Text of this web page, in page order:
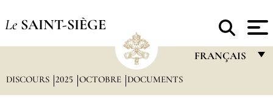
Le SAINT-SIÈGE
FRANÇAIS
DISCOURS 2025 OCTOBRE DOCUMENTS